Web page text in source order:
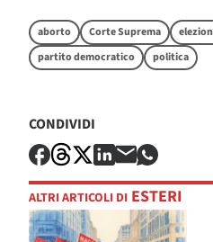
aborto Corte Suprema
partito democratico
politica
CONDIVIDI
ALTRI ARTICOLI DI ESTERI